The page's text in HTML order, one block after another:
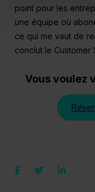
point pour les
une équipe où
ce qui me vaut de
conclut le Customer
Vous voulez